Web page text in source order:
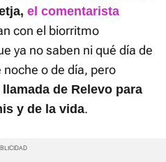
el comentarista
con el biorritmo
ya no saben ni qué día de
o de día, pero
de Relevo para
y de la vida.